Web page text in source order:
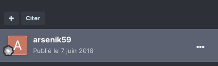
Citer
arsenik59
Publié le 7 juin 2018